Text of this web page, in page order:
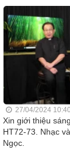
27/04/2024
Xin giới thiệu
HT72-73. Nhạc
Ngọc.